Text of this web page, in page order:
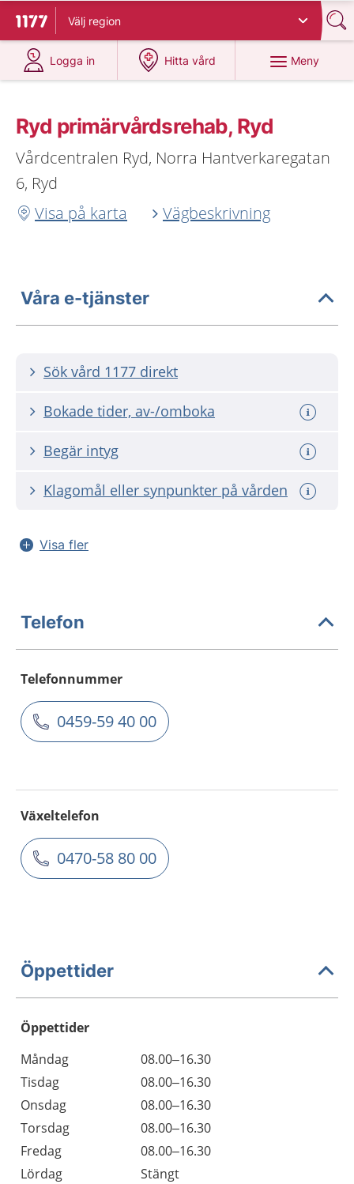
Till startsidan för 1177
Välj region
Logga in
på 1177.se
Hitta vård
på 1177.se
Meny
Ryd primärvårdsrehab, Ryd
Vårdcentralen Ryd, Norra Hantverkaregatan
6, Ryd
Visa på karta
Vägbeskrivning
Våra e-tjänster
Sök vård 1177 direkt
Bokade tider, av-/omboka
Begär intyg
Klagomål eller synpunkter på vården
Visa fler
Telefon
Telefonnummer
0459-59 40 00
Växeltelefon
0470-58 80 00
Öppettider
Öppettider
Dag
Öppettider
Kommentarer
Måndag
08.00–16.30
Tisdag
08.00–16.30
Onsdag
08.00–16.30
Torsdag
08.00–16.30
Fredag
08.00–16.30
Lördag
Stängt